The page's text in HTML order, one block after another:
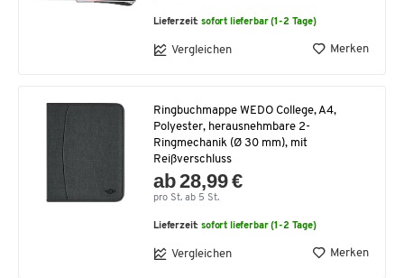
Lieferzeit:sofort lieferbar (1-2 Tage)
Vergleichen Merken
Ringbuchmappe WEDO College, A4,
Polyester, herausnehmbare 2-
Ringmechanik (Ø 30 mm), mit
Reißverschluss
ab 28,99 €
pro St. ab 5 St.
Lieferzeit:sofort lieferbar (1-2 Tage)
Vergleichen Merken